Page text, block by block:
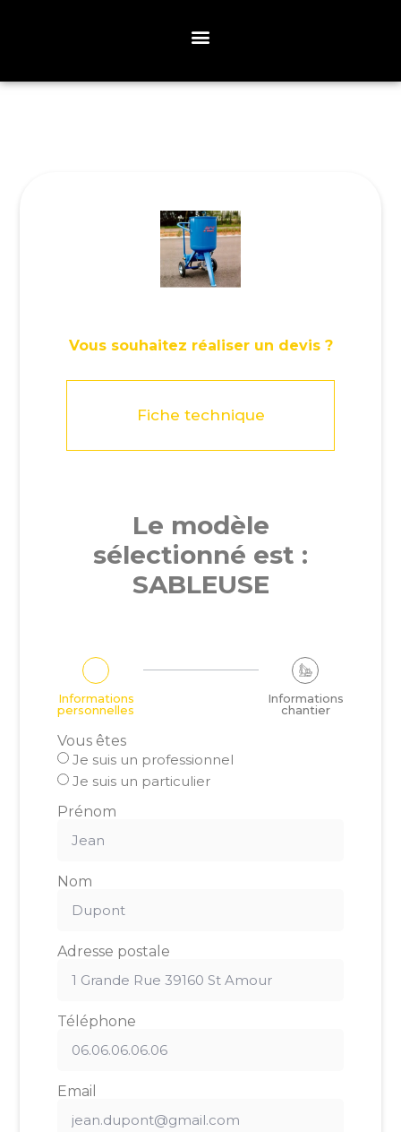
Vous souhaitez réaliser un devis ?
Fiche technique
Le modèle
sélectionné est :
SABLEUSE
Informations
personnelles
Informations
chantier
Vous êtes
Je suis un professionnel
Je suis un particulier
Prénom
Nom
Adresse postale
Téléphone
Email